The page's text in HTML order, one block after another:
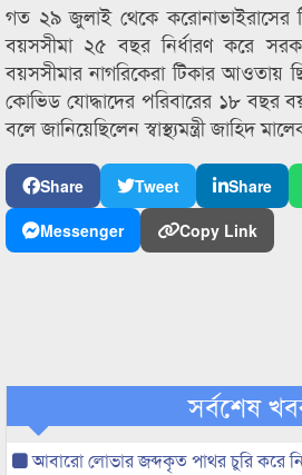
গত ২৯ জুলাই থেকে করোনাভাইরাসের
বয়সসীমা ২৫ বছর নির্ধারণ করে
বয়সসীমার নাগরিকেরা টিকার আওতায়
কোভিড যোদ্ধাদের পরিবারের ১৮ বছর
বলে জানিয়েছিলেন স্বাস্থ্যমন্ত্রী জাহিদ
Share Tweet Share
Messenger
Copy Link
সর্বশেষ
আবারো লোভার জব্দকৃত পাথর চুরি করে